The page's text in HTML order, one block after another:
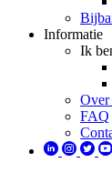
Informatie
Ik
Over
FAQ